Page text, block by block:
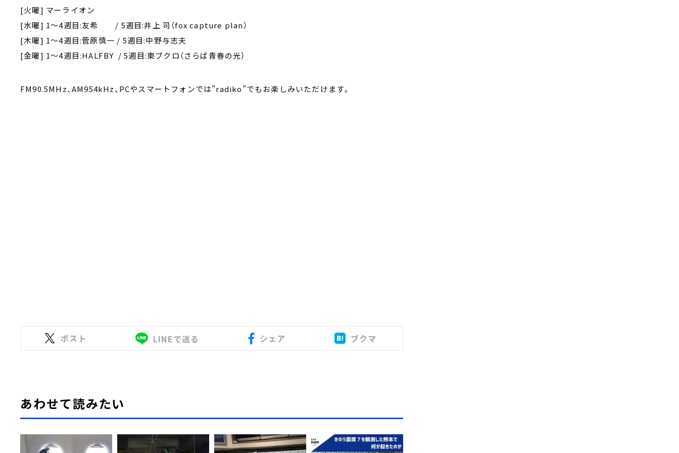
[火曜] マーライオン
[水曜] 1～4週目:友希 / 5週目:井上 司（fox capture plan）
[木曜] 1～4週目:菅原慎一 / 5週目:中野与志夫
[金曜] 1～4週目:HALFBY / 5週目:東ブクロ（さらば青春の光）
FM90.5MHz、AM954kHz、PCやスマートフォンでは”radiko”でもお楽しみいただけます。
ポスト LINEで送る シェア ブクマ
あわせて読みたい